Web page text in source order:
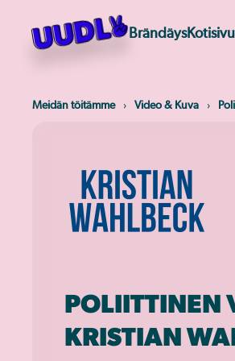
Skip
content
Brändäys
Meidän töitämme Video & Kuva
POLIITTINEN
KRISTIAN